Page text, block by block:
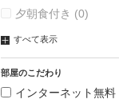
夕朝食付き (0)
すべて表示
部屋のこだわり
インターネット無料